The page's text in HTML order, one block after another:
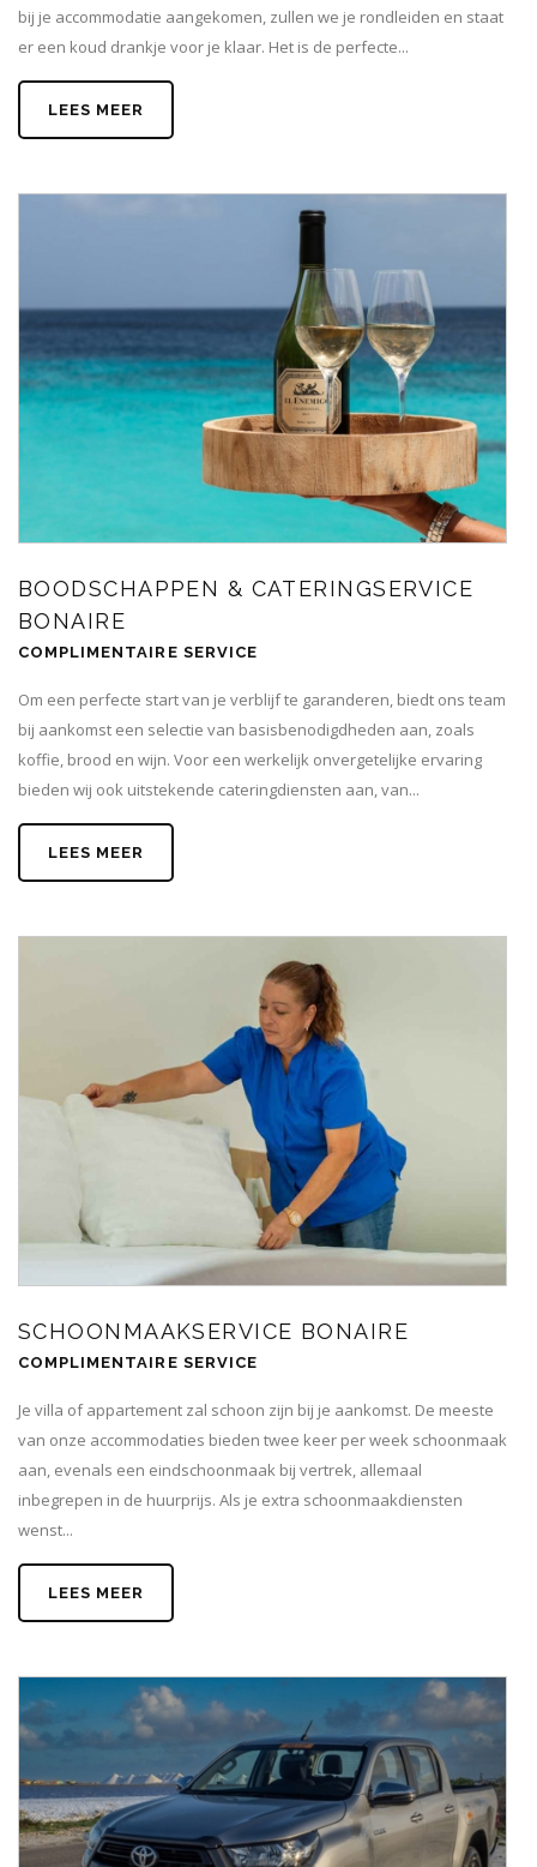
bij je accommodatie aangekomen, zullen we je rondleiden en staat
er een koud drankje voor je klaar. Het is de perfecte...
LEES MEER
BOODSCHAPPEN & CATERINGSERVICE
BONAIRE
COMPLIMENTAIRE SERVICE
Om een perfecte start van je verblijf te garanderen, biedt ons team
bij aankomst een selectie van basisbenodigdheden aan, zoals
koffie, brood en wijn. Voor een werkelijk onvergetelijke ervaring
bieden wij ook uitstekende cateringdiensten aan, van...
LEES MEER
SCHOONMAAKSERVICE BONAIRE
COMPLIMENTAIRE SERVICE
Je villa of appartement zal schoon zijn bij je aankomst. De meeste
van onze accommodaties bieden twee keer per week schoonmaak
aan, evenals een eindschoonmaak bij vertrek, allemaal
inbegrepen in de huurprijs. Als je extra schoonmaakdiensten
wenst...
LEES MEER